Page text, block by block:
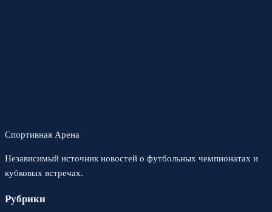
Спортивная Арена
Независимый источник новостей о футбольных чемпионатах и
кубковых встречах.
Рубрики